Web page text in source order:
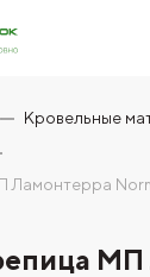
Кровельные
Ламонтерра
МП